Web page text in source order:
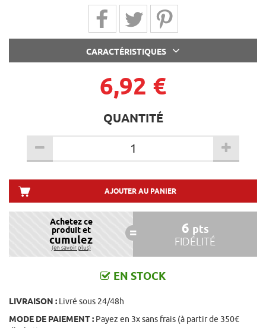
Partager sur Facebook
Partager sur Twitter
Partager sur Pinterest
CARACTÉRISTIQUES
6,92 €
QUANTITÉ
AJOUTER AU PANIER
Achetez ce
produit et
cumulez
(en savoir plus)
6 pts
FIDÉLITÉ
EN STOCK
LIVRAISON : Livré sous 24/48h
MODE DE PAIEMENT : Payez en 3x sans frais (à partir de 350€